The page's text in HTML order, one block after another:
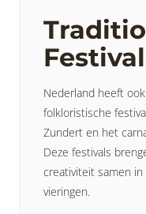
Nederland heeft
folkloristische
Zundert en het
Deze festivals
creativiteit samen
vieringen.